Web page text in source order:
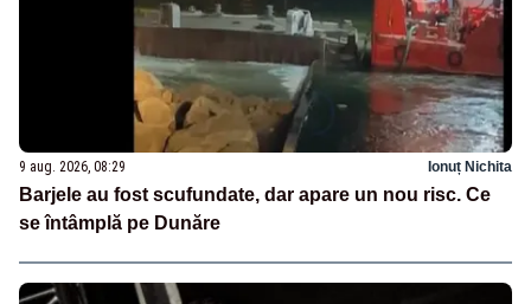
9 aug. 2026, 08:29 Ionuț Nichita
Barjele au fost scufundate, dar apare un nou risc. Ce
se întâmplă pe Dunăre